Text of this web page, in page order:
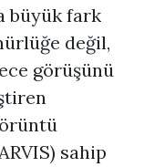
büyük fark
değil,
görüşünü
sahip